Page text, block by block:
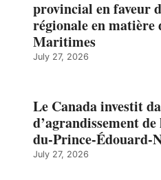
provincial en faveur
régionale en matière
Maritimes
July 27, 2026
Le Canada investit
d’agrandissement
du-Prince-Édouard-
July 27, 2026